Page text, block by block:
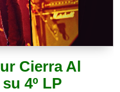
Cierra Al
4º LP